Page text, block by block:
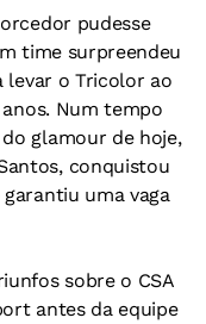
pudesse
time surpreendeu
levar o Tricolor ao
Num tempo
glamour de hoje,
conquistou
uma vaga
sobre o CSA
antes da equipe